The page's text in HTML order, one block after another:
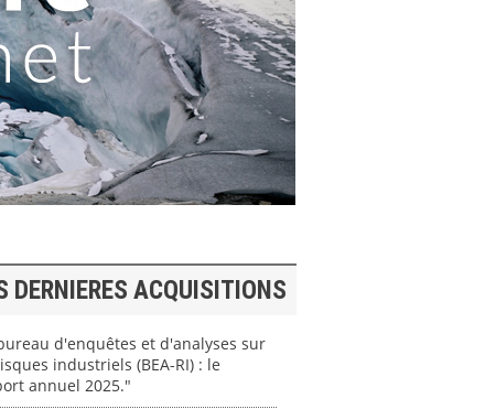
DERNIERES ACQUISITIONS
d'enquêtes et d'analyses sur
industriels (BEA-RI) : le
annuel 2025."